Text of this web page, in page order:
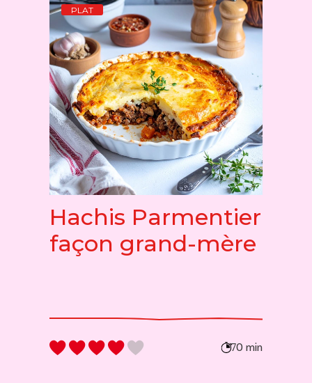
PLAT
Hachis Parmentier
façon grand-mère
70 min